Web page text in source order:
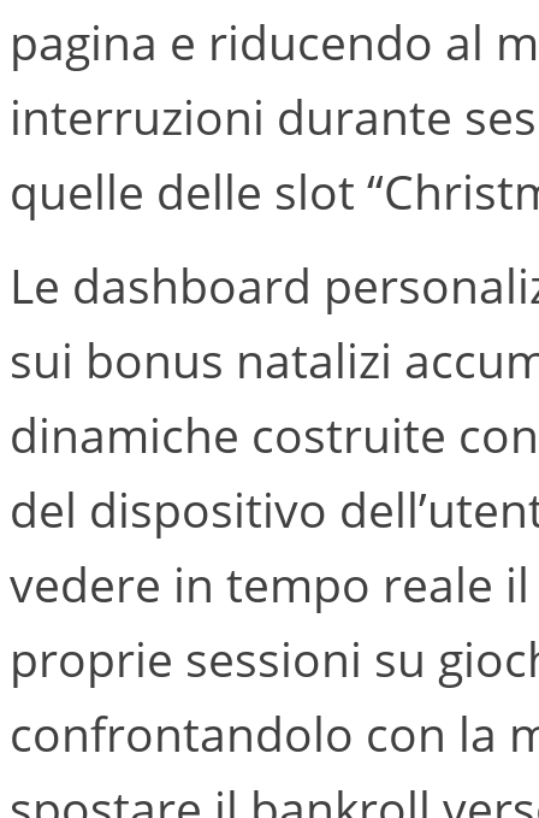
pagina e riducendo al
interruzioni durante
quelle delle slot
Le dashboard
sui bonus natalizi
dinamiche costruite
del dispositivo
vedere in tempo reale il
proprie sessioni su
confrontandolo con la